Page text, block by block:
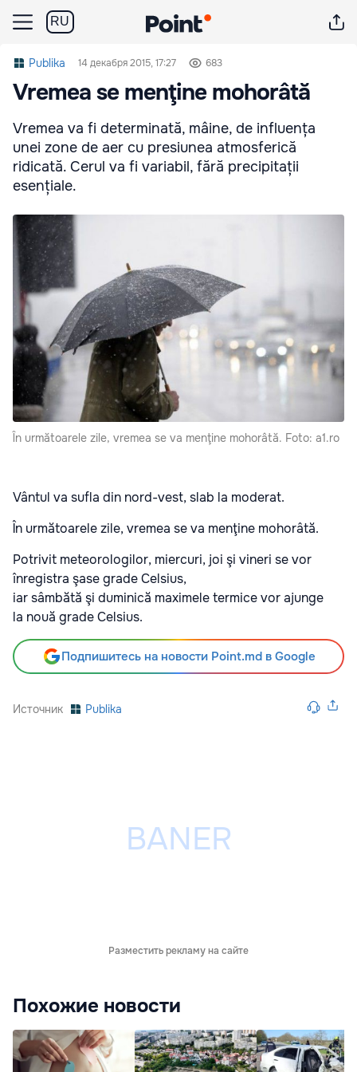
RU
Publika 14 декабря 2015, 17:27 683
Vremea se menţine mohorâtă
Vremea va fi determinată, mâine, de influența
unei zone de aer cu presiunea atmosferică
ridicată. Cerul va fi variabil, fără precipitații
esențiale.
În următoarele zile, vremea se va menţine mohorâtă. Foto: a1.ro
Vântul va sufla din nord-vest, slab la moderat.
În următoarele zile, vremea se va menţine mohorâtă.
Potrivit meteorologilor, miercuri, joi şi vineri se vor
înregistra şase grade Celsius,
iar sâmbătă şi duminică maximele termice vor ajunge
la nouă grade Celsius.
Подпишитесь на новости Point.md в Google
Источник Publika
Разместить рекламу на сайте
Похожие новости